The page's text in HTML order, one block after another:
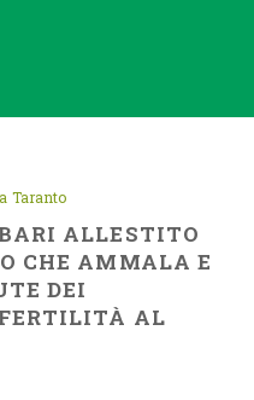
Taranto
ALLESTITO
CHE AMMALA E
DEI
AL